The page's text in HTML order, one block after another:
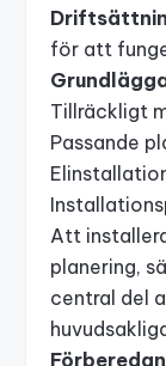
för att
Tillräckligt
Passande
Att
planering,
central del